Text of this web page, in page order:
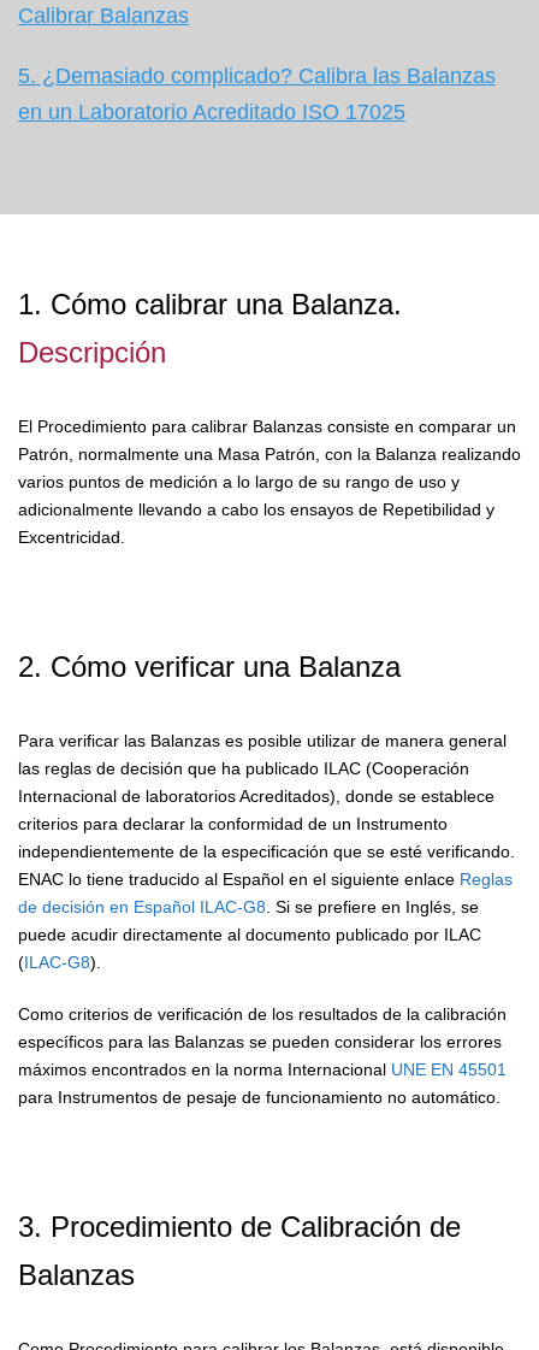
Calibrar Balanzas
5. ¿Demasiado complicado? Calibra las Balanzas
en un Laboratorio Acreditado ISO 17025
1. Cómo calibrar una Balanza.
Descripción
El Procedimiento para calibrar Balanzas consiste en comparar un
Patrón, normalmente una Masa Patrón, con la Balanza realizando
varios puntos de medición a lo largo de su rango de uso y
adicionalmente llevando a cabo los ensayos de Repetibilidad y
Excentricidad.
2. Cómo verificar una Balanza
Para verificar las Balanzas es posible utilizar de manera general
las reglas de decisión que ha publicado ILAC (Cooperación
Internacional de laboratorios Acreditados), donde se establece
criterios para declarar la conformidad de un Instrumento
independientemente de la especificación que se esté verificando.
ENAC lo tiene traducido al Español en el siguiente enlace Reglas
de decisión en Español ILAC-G8 . Si se prefiere en Inglés, se
puede acudir directamente al documento publicado por ILAC
(ILAC-G8).
Como criterios de verificación de los resultados de la calibración
específicos para las Balanzas se pueden considerar los errores
máximos encontrados en la norma Internacional UNE EN 45501
para Instrumentos de pesaje de funcionamiento no automático.
3. Procedimiento de Calibración de
Balanzas